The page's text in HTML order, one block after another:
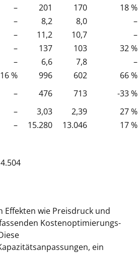
– 201 170
18 %
– 8,2 8,0
–
– 11,2 10,7
–
– 137 103
32 %
– 6,6 7,8
–
16 % 996 602
66 %
– 476 713
-33 %
– 3,03 2,39
27 %
– 15.280 13.046
17 %
wie Preisdruck und
Kostenoptimierungs-
ein